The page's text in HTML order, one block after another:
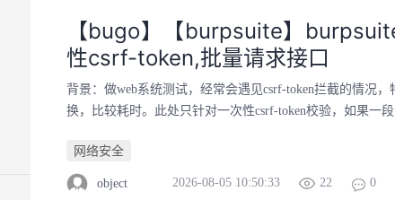
【bugo】【burpsuite】
性csrf-token,批量请求接口
背景：做web系统测试，经常会遇见csrf-token拦截的情况
换，比较耗时。此处只针对一次性csrf-token校验，如果一
网络安全
object 2026-08-05 10:50:33 22 0